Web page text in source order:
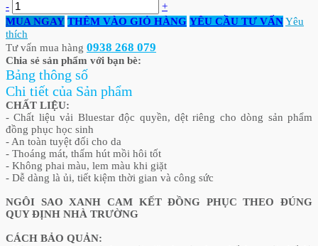
-
+
MUA NGAY THÊM VÀO GIỎ HÀNG YÊU CẦU TƯ VẤNYêu
thích
Tư vấn mua hàng 0938 268 079
Chia sẻ sản phẩm với bạn bè:
Bảng thông số
Chi tiết của Sản phẩm
CHẤT LIỆU:
- Chất liệu vải Bluestar độc quyền, dệt riêng cho dòng sản phẩm
đồng phục học sinh
- An toàn tuyệt đối cho da
- Thoáng mát, thấm hút mồi hôi tốt
- Không phai màu, lem màu khi giặt
- Dễ dàng là ủi, tiết kiệm thời gian và công sức
NGÔI SAO XANH CAM KẾT ĐỒNG PHỤC THEO ĐÚNG
QUY ĐỊNH NHÀ TRƯỜNG
CÁCH BẢO QUẢN: